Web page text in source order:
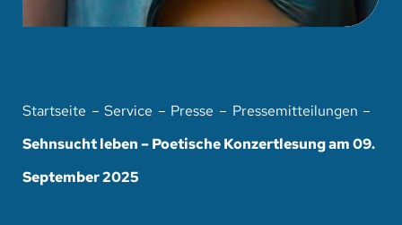
Startseite Service Presse
Pressemitteilungen
Sehnsucht leben – Poetische Konzertlesung am 09.
September 2025